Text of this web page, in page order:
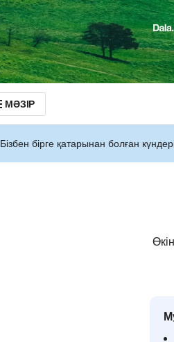
МӘЗІР
Бізбен бірге қатарынан болған